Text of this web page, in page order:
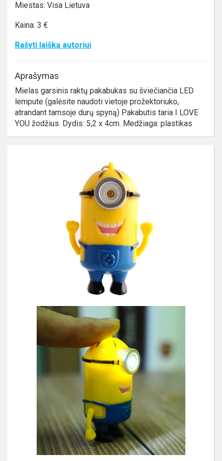
Miestas: Visa Lietuva
Kaina: 3 €
Rašyti laišką autoriui
Aprašymas
Mielas garsinis raktų pakabukas su šviečiančia LED
lempute (galėsite naudoti vietoje prožektoriuko,
atrandant tamsoje durų spyną) Pakabutis taria I LOVE
YOU žodžius. Dydis: 5,2 x 4cm. Medžiaga: plastikas